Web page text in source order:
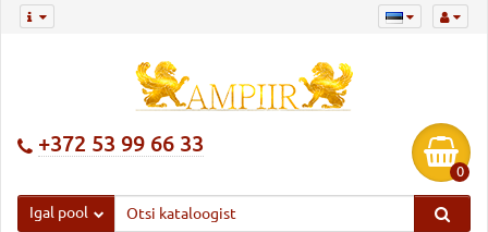
+372 53 99 66 33
0
Igal pool